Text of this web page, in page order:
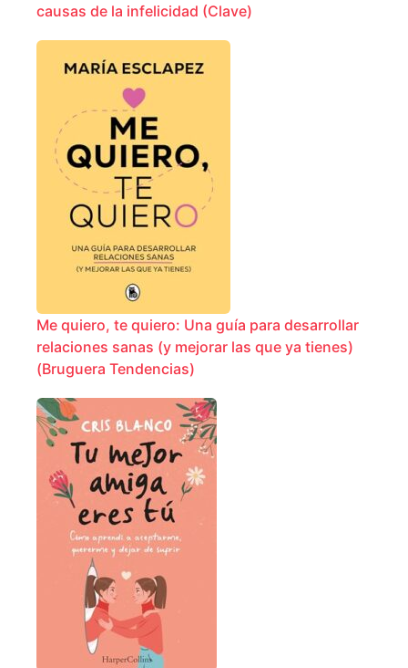
causas de la infelicidad (Clave)
Me quiero, te quiero: Una guía para desarrollar
relaciones sanas (y mejorar las que ya tienes)
(Bruguera Tendencias)